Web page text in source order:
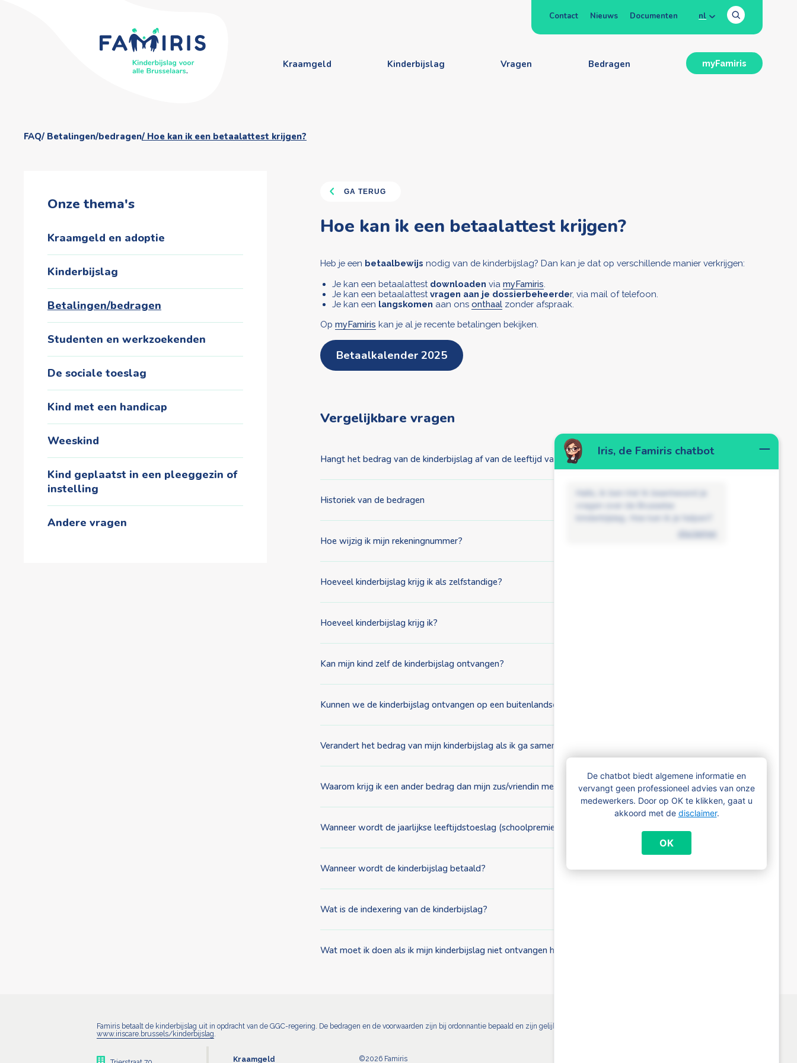
Iris, de Famiris chatbot
Hallo, ik ben Iris! Ik beantwoord je
vragen over de Brusselse
kinderbijslag. Hoe kan ik je helpen?
disclaimer
De chatbot biedt algemene informatie en
vervangt geen professioneel advies van onze
medewerkers. Door op OK te klikken, gaat u
akkoord met de disclaimer.
OK
Contact Nieuws Documenten nl
Kraamgeld Kinderbijslag Vragen Bedragen myFamiris
FAQ Betalingen/bedragen Hoe kan ik een betaalattest krijgen?
Onze thema's
Kraamgeld en adoptie
Kinderbijslag
Betalingen/bedragen
Studenten en werkzoekenden
De sociale toeslag
Kind met een handicap
Weeskind
Kind geplaatst in een pleeggezin of
instelling
Andere vragen
GA TERUG
Hoe kan ik een betaalattest krijgen?
Heb je een betaalbewijs nodig van de kinderbijslag? Dan kan je dat op verschillende manier verkrijgen:
Je kan een betaalattest downloaden via myFamiris
Je kan een betaalattest vragen aan je dossierbeheerder, via mail of telefoon.
Je kan een langskomen aan ons onthaal zonder afspraak.
Op myFamiris kan je al je recente betalingen bekijken.
Betaalkalender 2025
Vergelijkbare vragen
Hangt het bedrag van de kinderbijslag af van de leeftijd van mijn kind?
Historiek van de bedragen
Hoe wijzig ik mijn rekeningnummer?
Hoeveel kinderbijslag krijg ik als zelfstandige?
Hoeveel kinderbijslag krijg ik?
Kan mijn kind zelf de kinderbijslag ontvangen?
Kunnen we de kinderbijslag ontvangen op een buitenlandse bankrekening?
Verandert het bedrag van mijn kinderbijslag als ik ga samenwonen?
Waarom krijg ik een ander bedrag dan mijn zus/vriendin met evenveel kinderen?
Wanneer wordt de jaarlijkse leeftijdstoeslag (schoolpremie) uitbetaald?
Wanneer wordt de kinderbijslag betaald?
Wat is de indexering van de kinderbijslag?
Wat moet ik doen als ik mijn kinderbijslag niet ontvangen heb?
Famiris betaalt de kinderbijslag uit in opdracht van de GGC-regering. De bedragen en de voorwaarden zijn bij ordonnantie bepaald en zijn gelijk voor alle Brusselse kinderbijslaginstellingen. Meer info:
www.iriscare.brussels/kinderbijslag.
Kraamgeld ©2026 Famiris